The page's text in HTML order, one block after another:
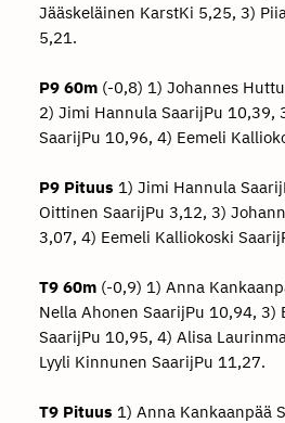
Jääskeläinen KarstKi 5,25, 3)
5,21.
P9 60m(-0,8) 1) Johannes
2) Jimi Hannula SaarijPu 10,39,
SaarijPu 10,96, 4) Eemeli
P9 Pituus 1) Jimi Hannula
Oittinen SaarijPu 3,12, 3)
3,07, 4) Eemeli Kalliokoski
T9 60m(-0,9) 1) Anna
Nella Ahonen SaarijPu 10,94, 3)
SaarijPu 10,95, 4) Alisa
Lyyli Kinnunen SaarijPu 11,27.
T9 Pituus 1) Anna Kankaanpää